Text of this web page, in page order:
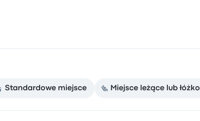
Standardowe miejsce Miejsce leżące lub łóżko